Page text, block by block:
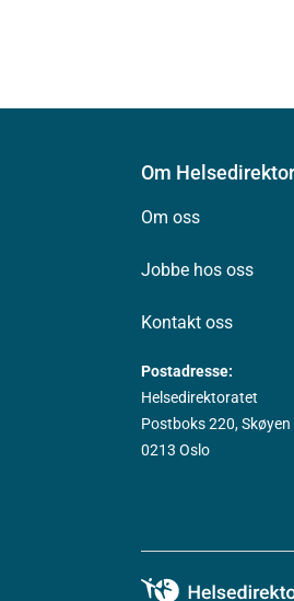
Om
Om oss
Jobbe hos oss
Kontakt oss
Postadresse:
Helsedirektoratet
Postboks 220, Skøyen
0213 Oslo